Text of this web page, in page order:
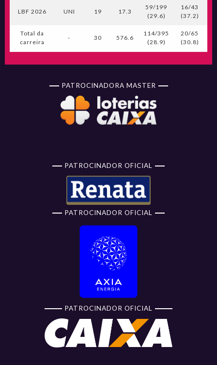
LBF 2026 UNI 19 17.3
59/199
(29.6)
16/43
(37.2)
Total da
carreira
- 30 576.6
114/395
(28.9)
20/65
(30.8)
PATROCINADORA MASTER
PATROCINADOR OFICIAL
PATROCINADOR OFICIAL
PATROCINADOR OFICIAL